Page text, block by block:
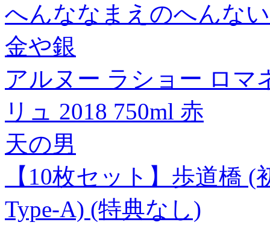
へんななまえのへんな
金や銀
アルヌー ラショー ロマ
リュ 2018 750ml 赤
天の男
【10枚セット】歩道橋
Type-A) (特典なし)